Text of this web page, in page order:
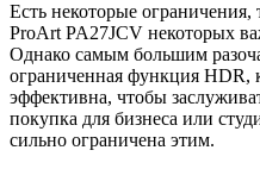
Есть некоторые ограничения,
ProArt PA27JCV некоторых
Однако самым большим
ограниченная функция HDR,
эффективна, чтобы
покупка для бизнеса или
сильно ограничена этим.